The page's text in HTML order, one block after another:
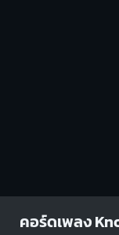
คอร์ดเพลง